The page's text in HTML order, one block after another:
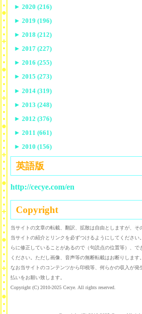
► 2020 (216)
► 2019 (196)
► 2018 (212)
► 2017 (227)
► 2016 (255)
► 2015 (273)
► 2014 (319)
► 2013 (248)
► 2012 (376)
► 2011 (661)
► 2010 (156)
英語版
http://cecye.com/en
Copyright
当サイトの文章の転載、翻訳、拡散は自由としますが、そ
当サイトの紹介とリンクを必ずつけるようにしてください
らに修正していることがあるので（句読点の位置等）、で
ください。ただし画像、音声等の無断転載はお断りします。
なお当サイトのコンテンツから印税等、何らかの収入が発
払いをお願い致します。
Copyright (C) 2010-2025 Cecye. All rights reserved.